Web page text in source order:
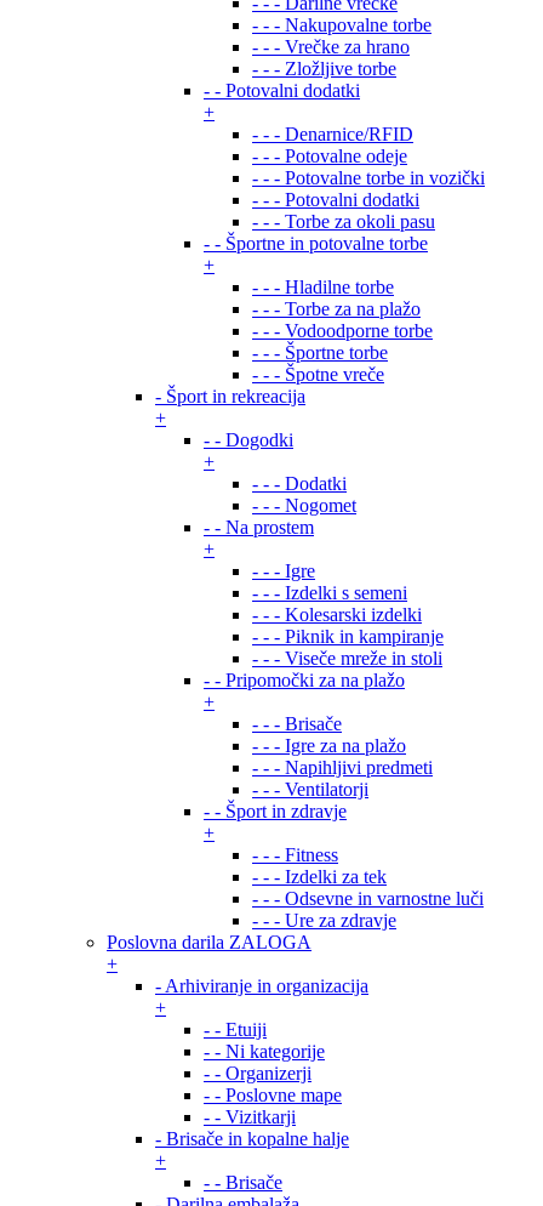
- - - Nakupovalne torbe
- - - Vrečke za hrano
- - - Zložljive torbe
- - Potovalni dodatki
+
- - - Denarnice/RFID
- - - Potovalne odeje
- - - Potovalne torbe in vozički
- - - Potovalni dodatki
- - - Torbe za okoli pasu
- - Športne in potovalne torbe
+
- - - Hladilne torbe
- - - Torbe za na plažo
- - - Vodoodporne torbe
- - - Športne torbe
- - - Špotne vreče
- Šport in rekreacija
+
- - Dogodki
+
- - - Dodatki
- - - Nogomet
- - Na prostem
+
- - - Igre
- - - Izdelki s semeni
- - - Kolesarski izdelki
- - - Piknik in kampiranje
- - - Viseče mreže in stoli
- - Pripomočki za na plažo
+
- - - Brisače
- - - Igre za na plažo
- - - Napihljivi predmeti
- - - Ventilatorji
- - Šport in zdravje
+
- - - Fitness
- - - Izdelki za tek
- - - Odsevne in varnostne luči
- - - Ure za zdravje
Poslovna darila ZALOGA
+
- Arhiviranje in organizacija
+
- - Etuiji
- - Ni kategorije
- - Organizerji
- - Poslovne mape
- - Vizitkarji
- Brisače in kopalne halje
+
- - Brisače